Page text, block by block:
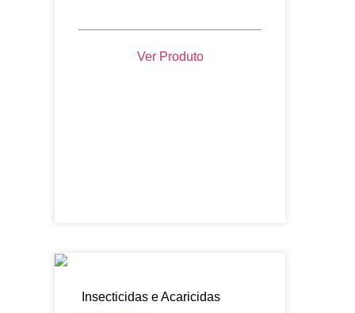
Ver Produto
Insecticidas e Acaricidas